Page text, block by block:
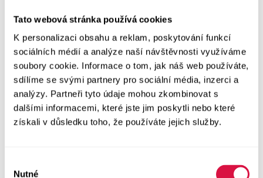
Tato webová stránka používá cookies
K personalizaci obsahu a reklam, poskytování funkcí
sociálních médií a analýze naší návštěvnosti využíváme
soubory cookie. Informace o tom, jak náš web používáte,
sdílíme se svými partnery pro sociální média, inzerci a
analýzy. Partneři tyto údaje mohou zkombinovat s
dalšími informacemi, které jste jim poskytli nebo které
získali v důsledku toho, že používáte jejich služby.
Nutné
Mikiny
Svetry
Šaty a sukně
Vše v kategorii Šaty a sukně
NOVINKY
Letní šaty